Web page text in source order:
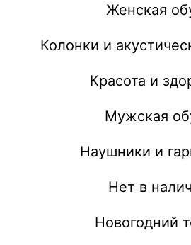
Женская
Колонки и
Красота и
Мужская
Наушники и
Нет в
Новогодний